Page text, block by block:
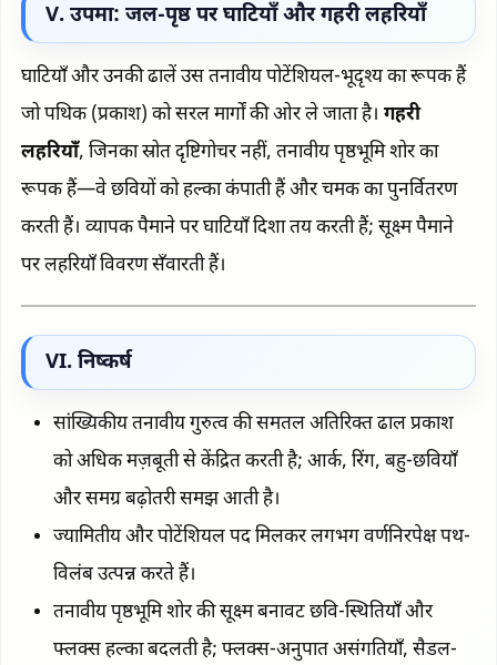
V. उपमा: जल-पृष्ठ पर घाटियाँ और गहरी लहरियाँ
घाटियाँ और उनकी ढालें उस तनावीय पोटेंशियल-भूदृश्य का रूपक हैं
जो पथिक (प्रकाश) को सरल मार्गों की ओर ले जाता है। गहरी
लहरियाँ, जिनका स्रोत दृष्टिगोचर नहीं, तनावीय पृष्ठभूमि शोर का
रूपक हैं—वे छवियों को हल्का कंपाती हैं और चमक का पुनर्वितरण
करती हैं। व्यापक पैमाने पर घाटियाँ दिशा तय करती हैं; सूक्ष्म पैमाने
पर लहरियाँ विवरण सँवारती हैं।
VI. निष्कर्ष
सांख्यिकीय तनावीय गुरुत्व की समतल अतिरिक्त ढाल प्रकाश
को अधिक मज़बूती से केंद्रित करती है; आर्क, रिंग, बहु-छवियाँ
और समग्र बढ़ोतरी समझ आती है।
ज्यामितीय और पोटेंशियल पद मिलकर लगभग वर्णनिरपेक्ष पथ-
विलंब उत्पन्न करते हैं।
तनावीय पृष्ठभूमि शोर की सूक्ष्म बनावट छवि-स्थितियाँ और
फ्लक्स हल्का बदलती है; फ्लक्स-अनुपात असंगतियाँ, सैडल-